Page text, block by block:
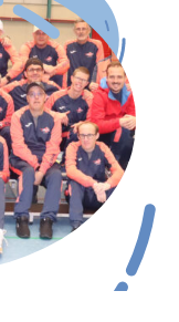
plusieurs